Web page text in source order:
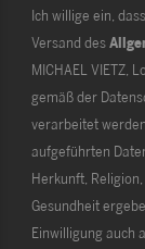
Ich willige ein,
Versand des
MICHAEL VIETZ,
gemäß der
verarbeitet
aufgeführten
Herkunft,
Gesundheit
Einwilligung auch